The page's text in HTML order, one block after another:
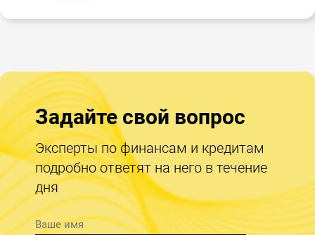
Задайте свой вопрос
Эксперты по финансам и кредитам
подробно ответят на него в течение
дня